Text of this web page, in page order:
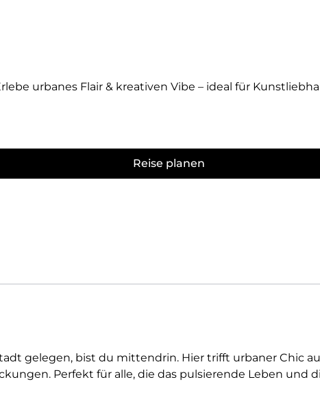
urbanes Flair & kreativen Vibe – ideal für
Reise planen
gelegen, bist du mittendrin. Hier trifft urbaner Chic
Perfekt für alle, die das pulsierende Leben und